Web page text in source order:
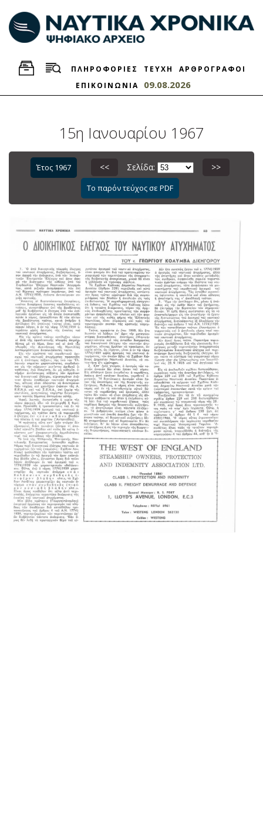
ΠΛΗΡΟΦΟΡΙΕΣ ΤΕΥΧΗ
ΑΡΘΡΟΓΡΑΦΟΙ
ΕΠΙΚΟΙΝΩΝΙΑ
09.08.2026
15η Ιανουαρίου 1967
Έτος 1967 << Σελίδα: >>
Το παρόν τεύχος σε PDF